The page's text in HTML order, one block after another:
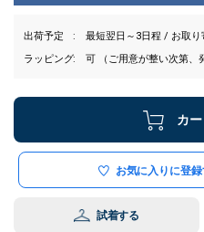
出荷予定
最短翌日～3日程 / お取り
ラッピング
可 （ご用意が整い次第、
カ
お気に入りに登録
試着する